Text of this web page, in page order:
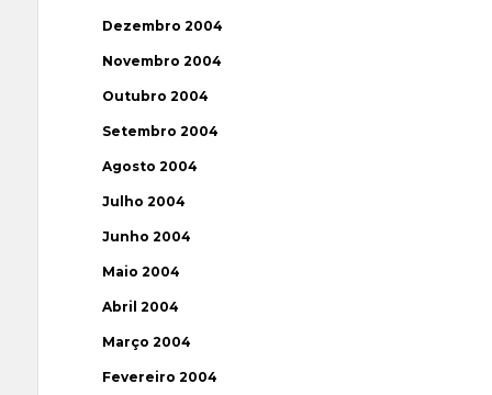
Dezembro 2004
Novembro 2004
Outubro 2004
Setembro 2004
Agosto 2004
Julho 2004
Junho 2004
Maio 2004
Abril 2004
Março 2004
Fevereiro 2004